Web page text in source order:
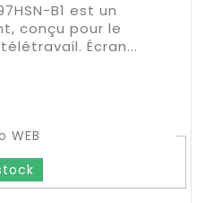
B1 est un
conçu pour le
Écran...
WEB